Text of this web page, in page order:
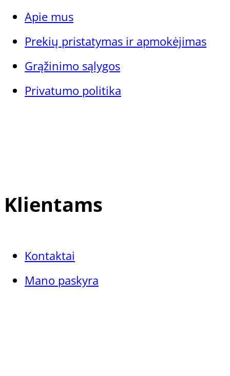
Apie mus
Prekių pristatymas ir apmokėjimas
Grąžinimo sąlygos
Privatumo politika
Klientams
Kontaktai
Mano paskyra